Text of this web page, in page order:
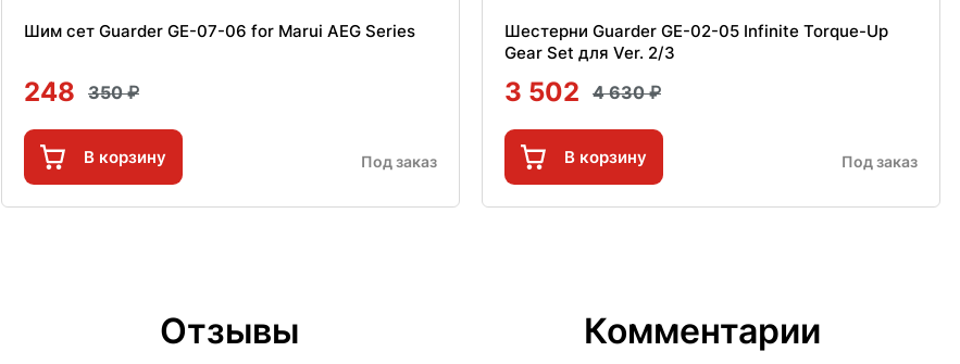
Шим сет Guarder GE-07-06 for Marui AEG Series
248 350
В корзину Под заказ
Шестерни Guarder GE-02-05 Infinite Torque-Up
Gear Set для Ver. 2/3
3 502 4 630
В корзину Под заказ
Отзывы Комментарии